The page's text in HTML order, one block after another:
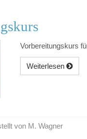
Vorbereitungskurs
Weiterlesen
von M. Wagner